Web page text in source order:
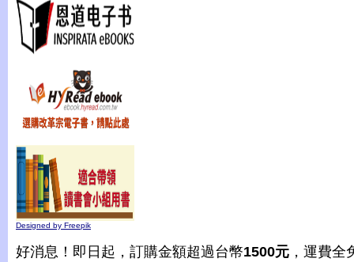
Designed by Freepik
好消息！即日起，訂購金額超過台幣1500元 ，運費全